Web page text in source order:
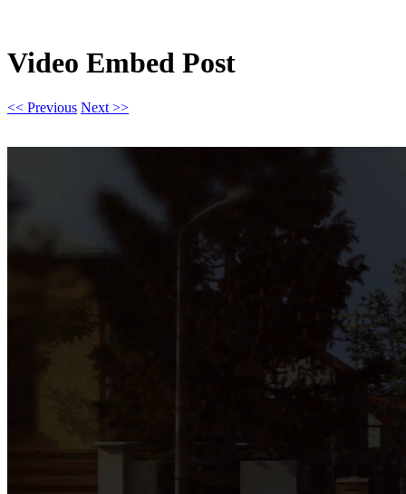
Video Embed Post
<< Previous Next >>